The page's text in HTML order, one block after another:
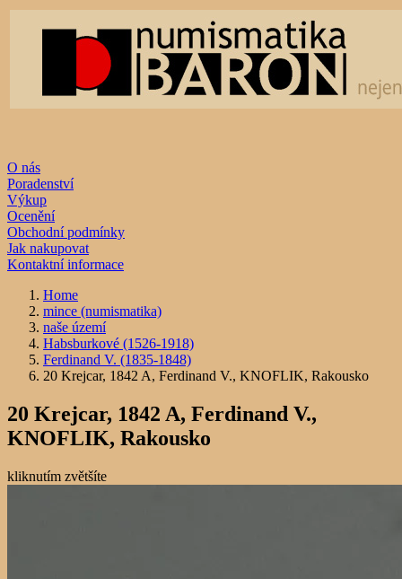
O nás
Poradenství
Výkup
Ocenění
Obchodní podmínky
Jak nakupovat
Kontaktní informace
Home
mince (numismatika)
naše území
Habsburkové (1526-1918)
Ferdinand V. (1835-1848)
20 Krejcar, 1842 A, Ferdinand V., KNOFLIK, Rakousko
20 Krejcar, 1842 A, Ferdinand V.,
KNOFLIK, Rakousko
kliknutím zvětšíte